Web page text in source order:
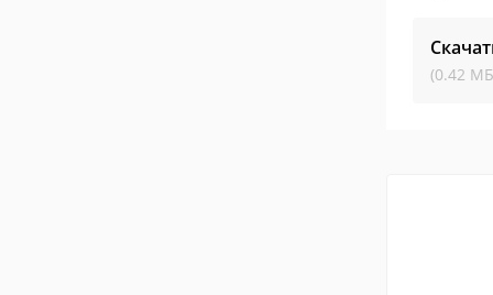
(0.42